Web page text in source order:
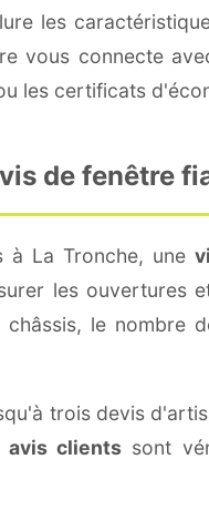
les
vous connecte
les certificats
de fenêtre
à La Tronche, une
les ouvertures
le nombre
trois devis
avis clients sont